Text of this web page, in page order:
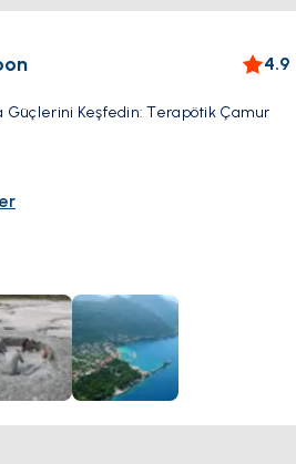
4.9
Güçlerini Keşfedin: Terapötik Çamur
Trpanj Koyu'nun doğal
terapötik çamura sahiptir. Bilimsel
ve kadın genital hastalıkların
doğrulamış, bazı tanınmış Adriyatik
aşmıştır.